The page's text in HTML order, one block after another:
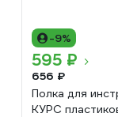
-9%
595 ₽
656 ₽
Полка для
КУРС